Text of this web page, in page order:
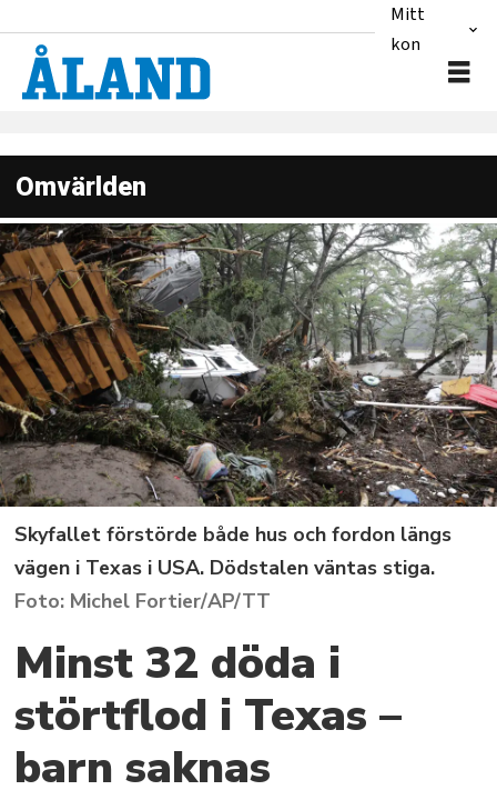
Mitt
konto
Omvärlden
Skyfallet förstörde både hus och fordon längs
vägen i Texas i USA. Dödstalen väntas stiga.
Michel Fortier/AP/TT
Minst 32 döda i
störtflod i Texas –
barn saknas